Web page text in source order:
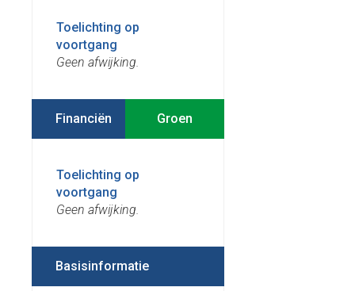
Toelichting op
voortgang
Geen afwijking.
Financiën
Toelichting op
voortgang
Geen afwijking.
Basisinformatie